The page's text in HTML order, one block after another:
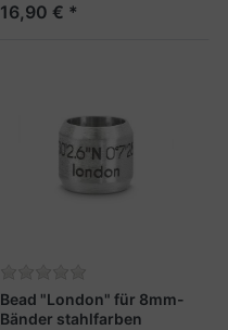
16,90 € *
Bead "London" für 8mm-
Bänder stahlfarben